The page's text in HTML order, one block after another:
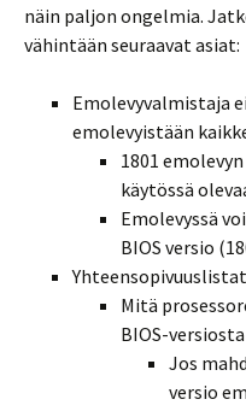
näin paljon ongelmia.
vähintään seuraavat asiat:
Emolevyvalmistaja
emolevyistään
1801
käytössä
Emolevyssä
BIOS versio
Mitä
BIOS-
Jos
versio